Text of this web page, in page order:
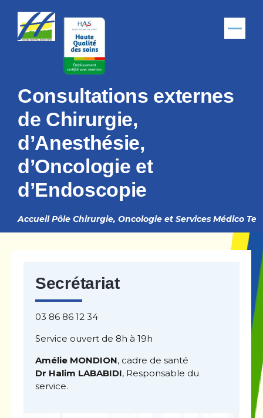
Menu
Consultations externes
de Chirurgie,
d’Anesthésie,
d’Oncologie et
d’Endoscopie
Fil
Accueil Pôle Chirurgie, Oncologie et Services Médico
Secrétariat
03 86 86 12 34
Service ouvert de 8h à 19h
Amélie MONDION, cadre de santé
Dr Halim LABABIDI, Responsable du
service.